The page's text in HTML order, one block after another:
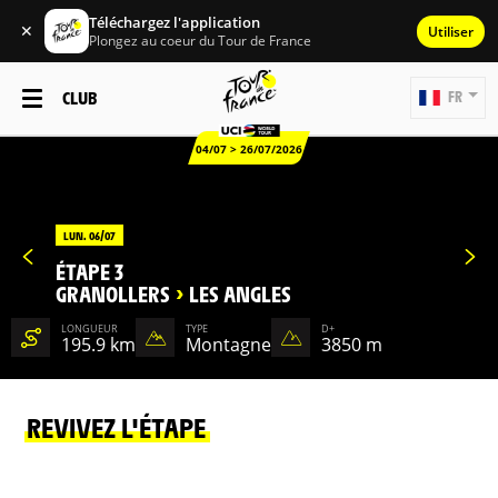
✕ Téléchargez l'application
Plongez au coeur du Tour de France Utiliser
CLUB
04/07 > 26/07/2026
FR
LUN. 06/07
ÉTAPE 3
GRANOLLERS > LES ANGLES
LONGUEUR
195.9 km
TYPE
Montagne
D+
3850 m
REVIVEZ L'ÉTAPE